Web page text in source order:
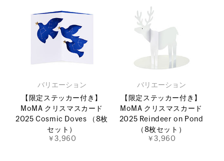
バリエーション
【限定ステッカー付き】
MoMA クリスマスカード
2025 Cosmic Doves （8枚
セット）
￥3,960
バリエーション
【限定ステッカー付き】
MoMA クリスマスカード
2025 Reindeer on Pond
（8枚セット）
￥3,960